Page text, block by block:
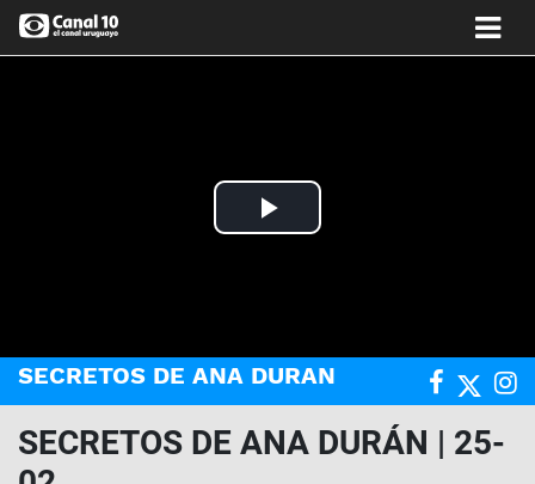
Play
SECRETOS DE ANA DURAN
SECRETOS DE ANA DURÁN | 25-